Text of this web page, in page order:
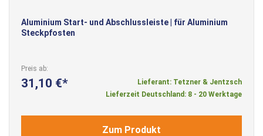
Aluminium Start- und Abschlussleiste | für Aluminium
Steckpfosten
Preis ab
31,10 €
Lieferant: Tetzner & Jentzsch
Lieferzeit Deutschland: 8 - 20 Werktage
Zum Produkt